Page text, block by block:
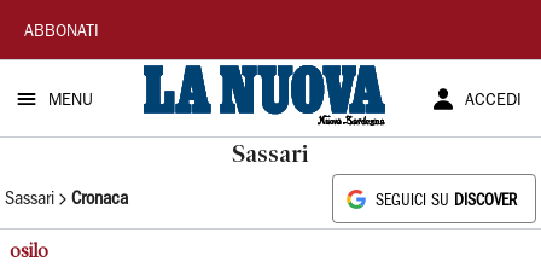
La
Nuova
Sardegna
ABBONATI
MENU ACCEDI
Sassari
Sassari Cronaca SEGUICI SU DISCOVER
osilo